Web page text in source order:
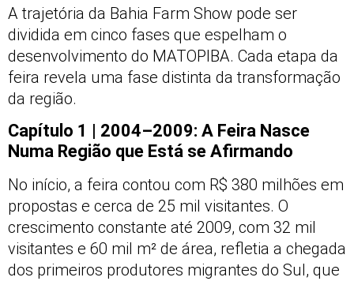
A trajetória da Bahia Farm Show pode ser
dividida em cinco fases que espelham o
desenvolvimento do MATOPIBA. Cada etapa da
feira revela uma fase distinta da transformação
da região.
Capítulo 1 | 2004–2009: A Feira Nasce
Numa Região que Está se Afirmando
No início, a feira contou com R$ 380 milhões em
propostas e cerca de 25 mil visitantes. O
crescimento constante até 2009, com 32 mil
visitantes e 60 mil m² de área, refletia a chegada
dos primeiros produtores migrantes do Sul, que